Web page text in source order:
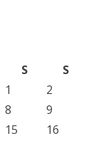
S
S
1
2
8
9
15
16